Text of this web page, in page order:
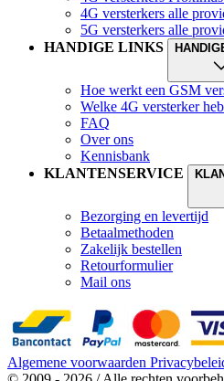
4G versterkers alle
5G versterkers alle
HANDIGE LINKS
Hoe werkt een GSM
Welke 4G versterker
FAQ
Over ons
Kennisbank
KLANTENSERVICE
Bezorging en levertijd
Betaalmethoden
Zakelijk bestellen
Retourformulier
Mail ons
Algemene voorwaarden